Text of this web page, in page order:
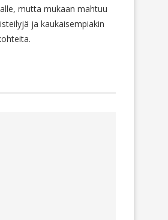
mutta mukaan mahtuu
ja kaukaisempiakin